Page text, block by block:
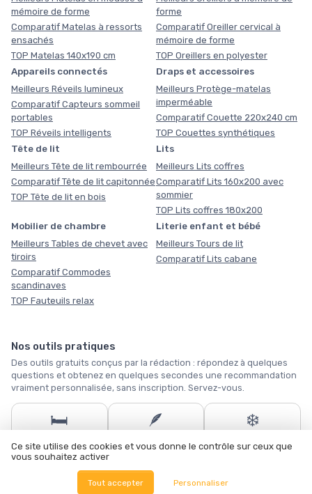
mémoire de forme
Comparatif Matelas à ressorts
ensachés
TOP Matelas 140x190 cm
forme
Comparatif Oreiller cervical à
mémoire de forme
TOP Oreillers en polyester
Appareils connectés
Meilleurs Réveils lumineux
Comparatif Capteurs sommeil
portables
TOP Réveils intelligents
Draps et accessoires
Meilleurs Protège-matelas
imperméable
Comparatif Couette 220x240 cm
TOP Couettes synthétiques
Tête de lit
Meilleurs Tête de lit rembourrée
Comparatif Tête de lit capitonnée
TOP Tête de lit en bois
Lits
Meilleurs Lits coffres
Comparatif Lits 160x200 avec
sommier
TOP Lits coffres 180x200
Mobilier de chambre
Meilleurs Tables de chevet avec
tiroirs
Comparatif Commodes
scandinaves
TOP Fauteuils relax
Literie enfant et bébé
Meilleurs Tours de lit
Comparatif Lits cabane
Nos outils pratiques
Des outils gratuits conçus par la rédaction : répondez à quelques
questions et obtenez en quelques secondes une recommandation
vraiment personnalisée, sans inscription. Servez-vous.
🛏️
faut-il ?
🪶
couette ?
❄️
hiver
Ce site utilise des cookies et vous donne le contrôle sur ceux que
vous souhaitez activer
Tout accepter Personnaliser